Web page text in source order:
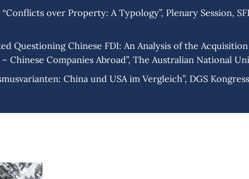
over Property: A Typology”, Plenary Session,
Questioning Chinese FDI: An Analysis of the
Chinese Companies Abroad”, The Australian National
China und USA im Vergleich”, DGS